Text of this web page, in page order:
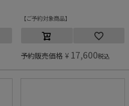
ご予約対象商品
予約販売価格 ¥ 17,600税込